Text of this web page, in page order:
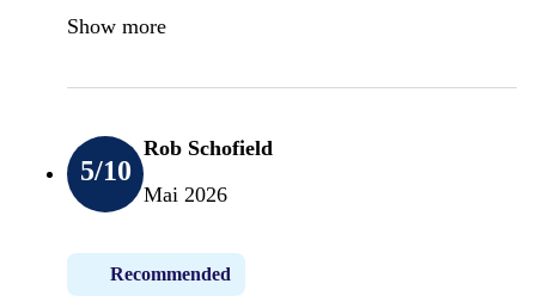
Show more
5/10
Rob Schofield
Mai 2026
Recommended